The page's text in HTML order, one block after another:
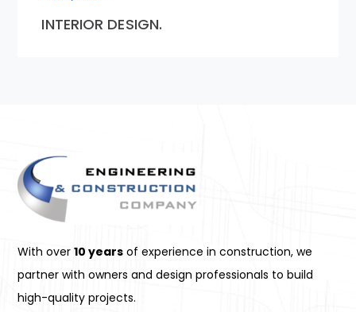
INTERIOR DESIGN.
With over10 years of experience in construction, we
partner with owners and design professionals to build
high-quality projects.